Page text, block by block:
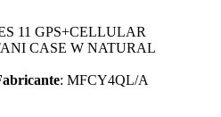
11 GPS+CELLULAR
CASE W NATURAL
: MFCY4QL/A